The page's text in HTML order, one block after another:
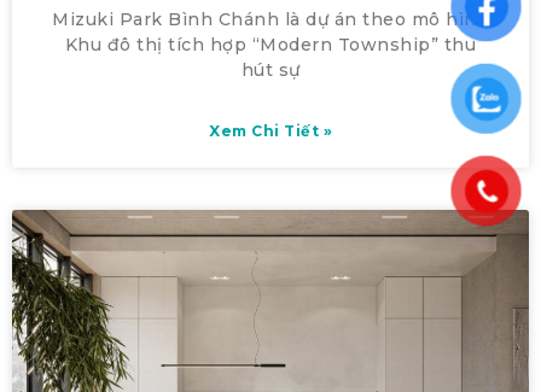
Mizuki Park Bình Chánh là dự án theo mô hình
Khu đô thị tích hợp “Modern Township” thu
hút sự
Xem Chi Tiết »